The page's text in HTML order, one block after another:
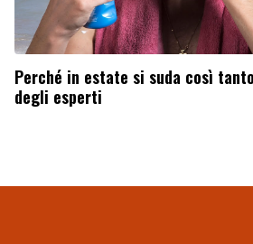
Perché in estate si suda così
degli esperti